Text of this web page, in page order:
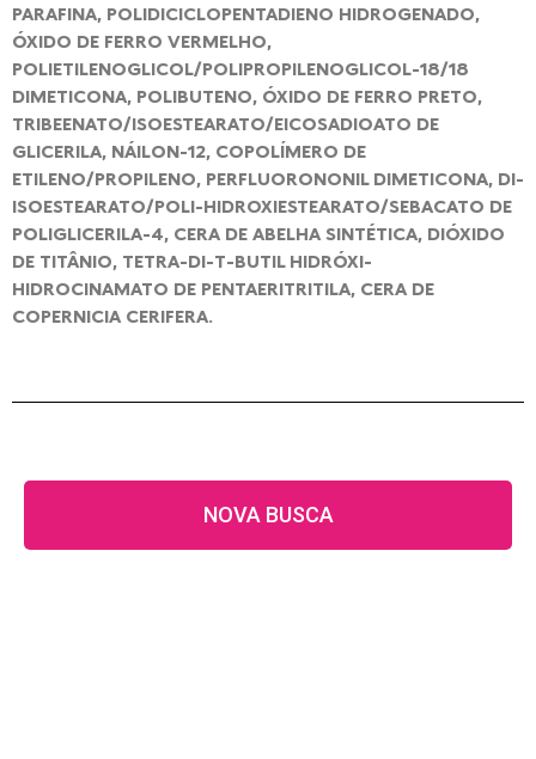
PARAFINA, POLIDICICLOPENTADIENO HIDROGENADO,
ÓXIDO DE FERRO VERMELHO,
POLIETILENOGLICOL/POLIPROPILENOGLICOL-18/18
DIMETICONA, POLIBUTENO, ÓXIDO DE FERRO PRETO,
TRIBEENATO/ISOESTEARATO/EICOSADIOATO DE
GLICERILA, NÁILON-12, COPOLÍMERO DE
ETILENO/PROPILENO, PERFLUORONONIL DIMETICONA, DI-
ISOESTEARATO/POLI-HIDROXIESTEARATO/SEBACATO DE
POLIGLICERILA-4, CERA DE ABELHA SINTÉTICA, DIÓXIDO
DE TITÂNIO, TETRA-DI-T-BUTIL HIDRÓXI-
HIDROCINAMATO DE PENTAERITRITILA, CERA DE
COPERNICIA CERIFERA.
NOVA BUSCA